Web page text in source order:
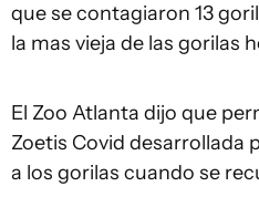
que se contagiaron 13
la mas vieja de las gorilas
El Zoo Atlanta dijo que
Zoetis Covid desarrollada
a los gorilas cuando se